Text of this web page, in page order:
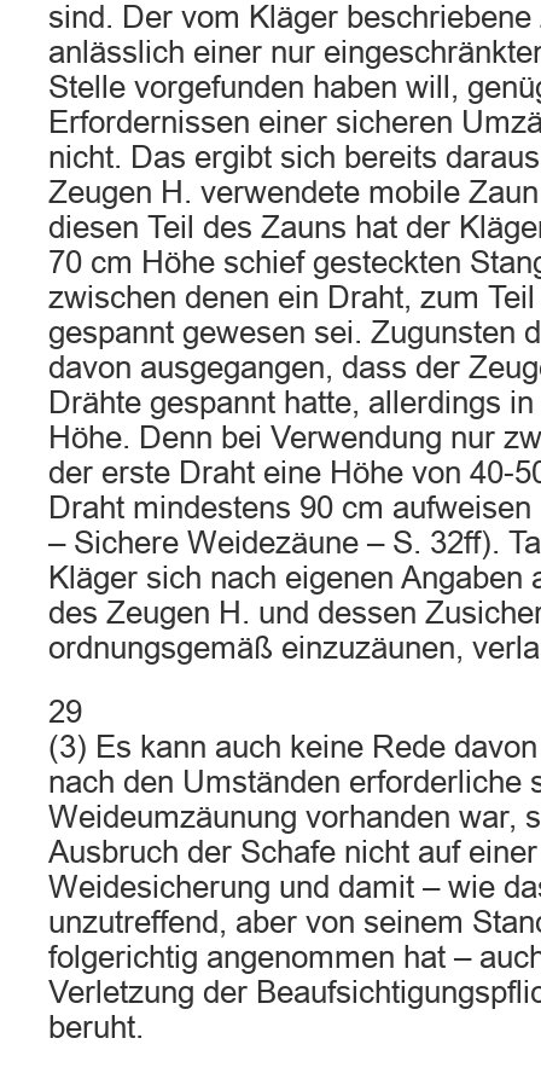
sind. Der vom Kläger beschriebene
anlässlich einer nur
Stelle vorgefunden haben will,
Erfordernissen einer sicheren
nicht. Das ergibt sich bereits
Zeugen H. verwendete mobile
diesen Teil des Zauns hat der
70 cm Höhe schief gesteckten
zwischen denen ein Draht, zum
gespannt gewesen sei. Zugunsten
davon ausgegangen, dass der
Drähte gespannt hatte, allerdings
Höhe. Denn bei Verwendung nur
der erste Draht eine Höhe von 40-
Draht mindestens 90 cm
– Sichere Weidezäune – S. 32ff).
Kläger sich nach eigenen Angaben
des Zeugen H. und dessen
ordnungsgemäß einzuzäunen,
29
(3) Es kann auch keine Rede
nach den Umständen erforderliche
Weideumzäunung vorhanden war,
Ausbruch der Schafe nicht auf
Weidesicherung und damit – wie
unzutreffend, aber von seinem
folgerichtig angenommen hat –
Verletzung der
beruht.